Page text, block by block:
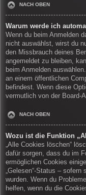
NACH OBEN
Warum werde ich
Wenn du beim Anmelden
nicht auswählst, wirst du
den Missbrauch deines
angemeldet zu bleiben,
beim Anmelden
an einem öffentlichen
befindest. Wenn diese
vermutlich von der Board-
NACH OBEN
Wozu ist die Funktion
„Alle Cookies löschen“
dafür sorgen, dass du im
ermöglichen Cookies
„Gelesen“-Status –
wurden. Wenn du
helfen, wenn du die